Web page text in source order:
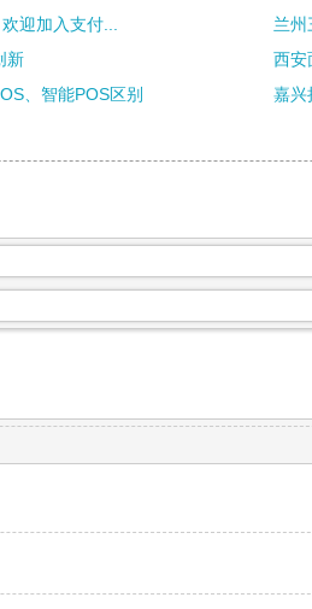
迎加入支付...
兰州
新
西安
、智能POS区别
嘉兴